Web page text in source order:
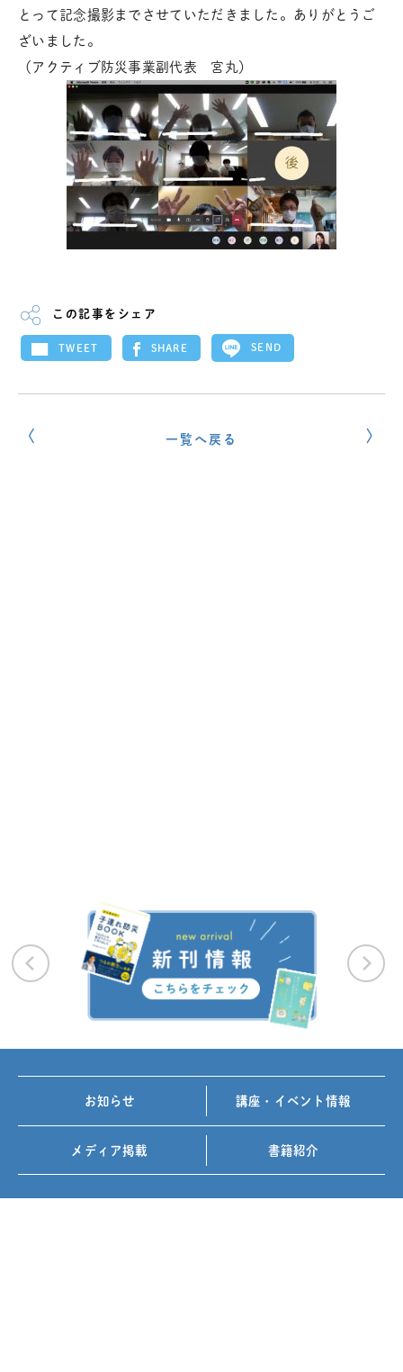
とって記念撮影までさせていただきました。ありがとうご
ざいました。
（アクティブ防災事業副代表 宮丸）
この記事をシェア
TWEET SHARE SEND
一覧へ戻る
お知らせ 講座・イベント情報
メディア掲載 書籍紹介